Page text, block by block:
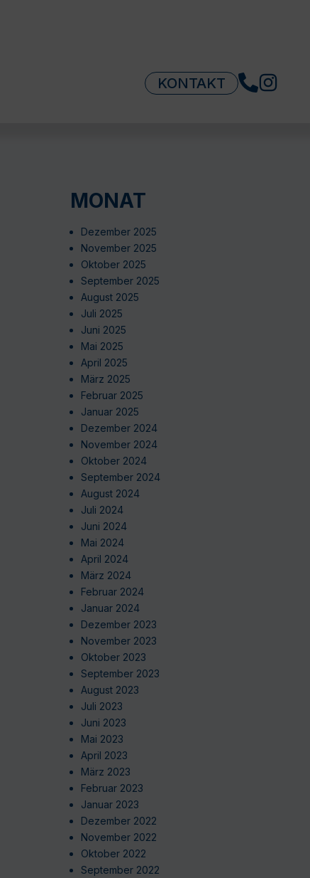
KONTAKT
MONAT
Dezember 2025
November 2025
Oktober 2025
September 2025
August 2025
Juli 2025
Juni 2025
Mai 2025
April 2025
März 2025
Februar 2025
Januar 2025
Dezember 2024
November 2024
Oktober 2024
September 2024
August 2024
Juli 2024
Juni 2024
Mai 2024
April 2024
März 2024
Februar 2024
Januar 2024
Dezember 2023
November 2023
Oktober 2023
September 2023
August 2023
Juli 2023
Juni 2023
Mai 2023
April 2023
März 2023
Februar 2023
Januar 2023
Dezember 2022
November 2022
Oktober 2022
September 2022